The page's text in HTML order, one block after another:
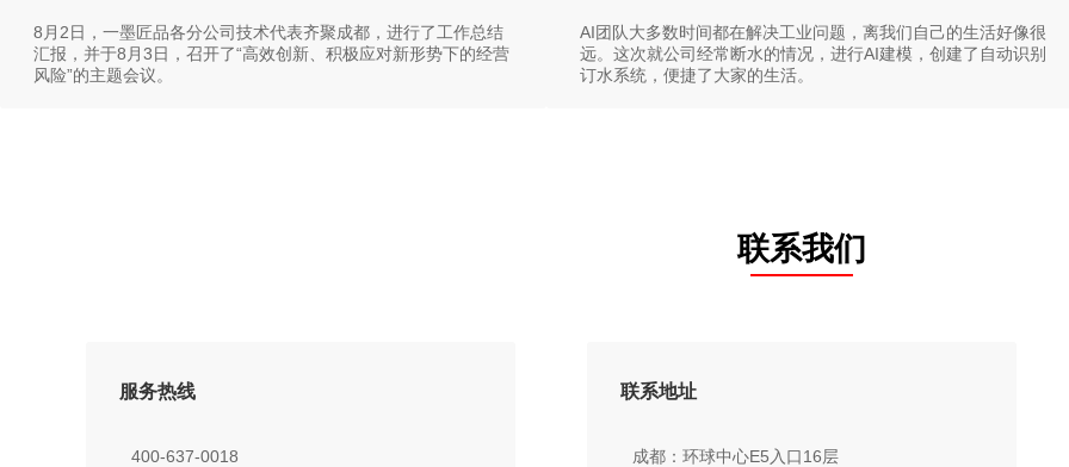
8月2日，一墨匠品各分公司技术代表齐聚成都，进行了工作总结
汇报，并于8月3日，召开了“高效创新、积极应对新形势下的经营
风险”的主题会议。
AI团队大多数时间都在解决工业问题，离我们自己的生活好像很
远。这次就公司经常断水的情况，进行AI建模，创建了自动识别
订水系统，便捷了大家的生活。
联系我们
服务热线
400-637-0018
联系地址
成都：环球中心E5入口16层